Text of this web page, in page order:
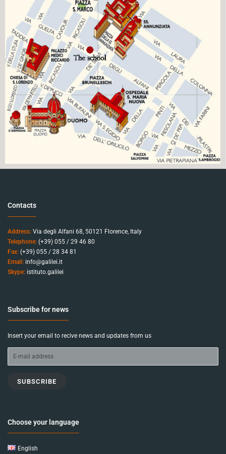
Contacts
Address: Via degli Alfani 68, 50121 Florence, Italy
Telephone: (+39) 055 / 29 46 80
Fax: (+39) 055 / 28 34 81
Email: info@galilei.it
Skype: istituto.galilei
Subscribe for news
Insert your email to recive news and updates from us
SUBSCRIBE
Choose your language
English